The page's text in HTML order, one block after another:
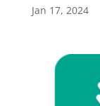
Jan 17, 2024